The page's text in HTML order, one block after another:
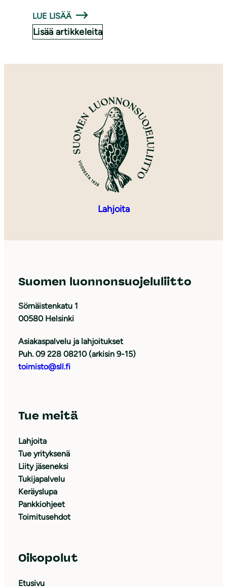
LUE LISÄÄ
Lisää artikkeleita
Lahjoita
Suomen luonnonsuojeluliitto
Sörnäistenkatu 1
00580 Helsinki
Asiakaspalvelu ja lahjoitukset
Puh. 09 228 08210 (arkisin 9-15)
toimisto@sll.fi
Tue meitä
Lahjoita
Tue yrityksenä
Liity jäseneksi
Tukijapalvelu
Keräyslupa
Pankkiohjeet
Toimitusehdot
Oikopolut
Etusivu